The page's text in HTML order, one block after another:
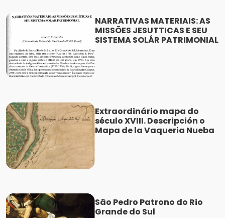
NARRATIVAS MATERIAIS: AS
MISSÕES JESUTTICAS E SEU
SISTEMA SOLÁR PATRIMONIAL
Extraordinário mapa do
século XVIII. Descripción o
Mapa de la Vaqueria Nueba
São Pedro Patrono do Rio
Grande do Sul